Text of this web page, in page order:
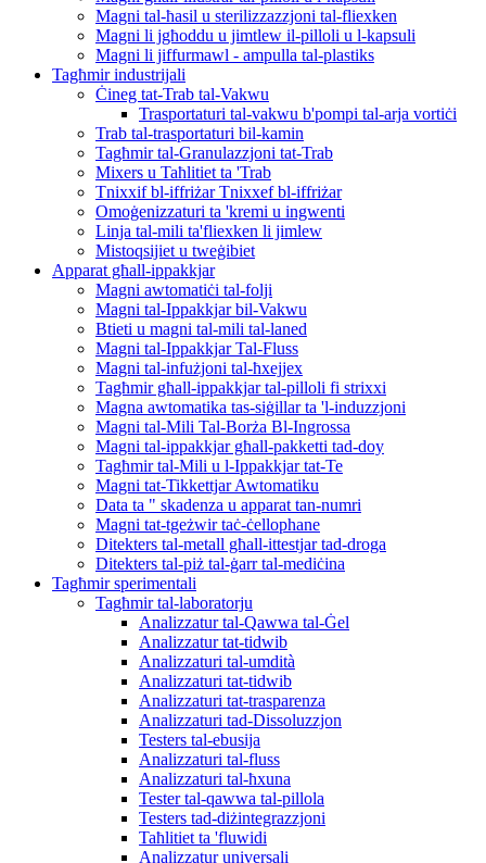
Magni tal-ħasil u sterilizzazzjoni tal-fliexken
Magni li jgħoddu u jimtlew il-pilloli u l-kapsuli
Magni li jiffurmawl - ampulla tal-plastiks
Tagħmir industrijali
Ċineg tat-Trab tal-Vakwu
Trasportaturi tal-vakwu b'pompi tal-arja vortiċi
Trab tal-trasportaturi bil-kamin
Tagħmir tal-Granulazzjoni tat-Trab
Mixers u Taħlitiet ta 'Trab
Tnixxif bl-iffriżar Tnixxef bl-iffriżar
Omoġenizzaturi ta 'kremi u ingwenti
Linja tal-mili ta'fliexken li jimlew
Mistoqsijiet u tweġibiet
Apparat għall-ippakkjar
Magni awtomatiċi tal-folji
Magni tal-Ippakkjar bil-Vakwu
Btieti u magni tal-mili tal-laned
Magni tal-Ippakkjar Tal-Fluss
Magni tal-infużjoni tal-ħxejjex
Tagħmir għall-ippakkjar tal-pilloli fi strixxi
Magna awtomatika tas-siġillar ta 'l-induzzjoni
Magni tal-Mili Tal-Borża Bl-Ingrossa
Magni tal-ippakkjar għall-pakketti tad-doy
Tagħmir tal-Mili u l-Ippakkjar tat-Te
Magni tat-Tikkettjar Awtomatiku
Data ta " skadenza u apparat tan-numri
Magni tat-tgeżwir taċ-ċellophane
Ditekters tal-metall għall-ittestjar tad-droga
Ditekters tal-piż tal-ġarr tal-mediċina
Tagħmir sperimentali
Tagħmir tal-laboratorju
Analizzatur tal-Qawwa tal-Ġel
Analizzatur tat-tidwib
Analizzaturi tal-umdità
Analizzaturi tat-tidwib
Analizzaturi tat-trasparenza
Analizzaturi tad-Dissoluzzjon
Testers tal-ebusija
Analizzaturi tal-fluss
Analizzaturi tal-ħxuna
Tester tal-qawwa tal-pillola
Testers tad-diżintegrazzjoni
Taħlitiet ta 'fluwidi
Analizzatur universali